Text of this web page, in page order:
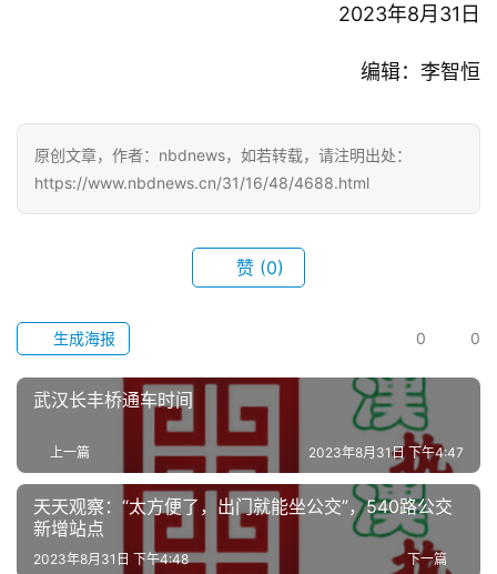
办
事
滚
动
生
百
科
2023年8月31日
编辑：李智恒
原创文章，作者：nbdnews，如若转载，请注明出处：
https://www.nbdnews.cn/31/16/48/4688.html
赞 (0)
0 0
生成海报
武汉长丰桥通车时间
上一篇 2023年8月31日 下午4:47
天天观察：“太方便了，出门就能坐公交”，540路公交
新增站点
下一篇
2023年8月31日 下午4:48